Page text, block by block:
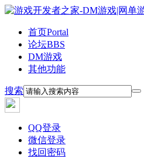
首页Portal
论坛BBS
DM游戏
其他功能
搜索
QQ登录
微信登录
找回密码